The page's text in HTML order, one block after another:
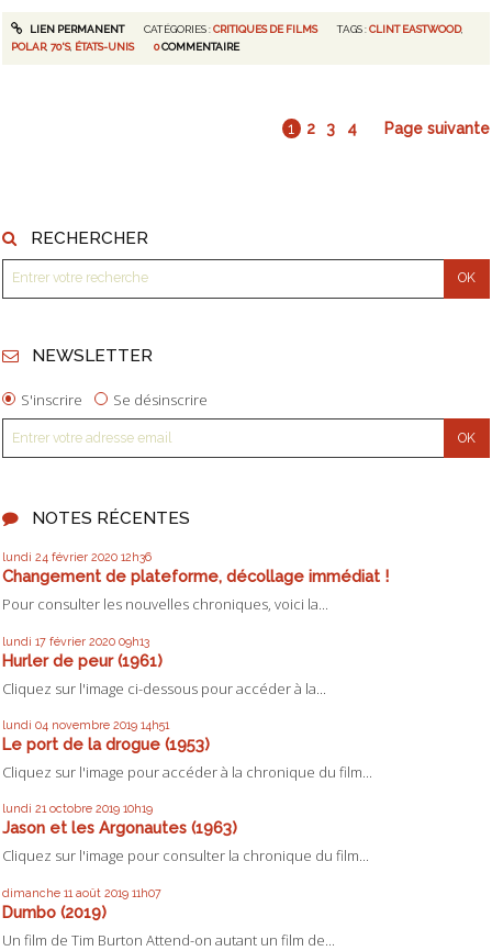
LIEN PERMANENT CATÉGORIES :CRITIQUES DE FILMS TAGS :CLINT EASTWOOD,
POLAR,70'S, ÉTATS-UNIS 0COMMENTAIRE
1 2 3 4 Page suivante
RECHERCHER
NEWSLETTER
S'inscrire Se désinscrire
NOTES RÉCENTES
lundi 24 février 2020 12h36
Changement de plateforme, décollage immédiat !
Pour consulter les nouvelles chroniques, voici la...
lundi 17 février 2020 09h13
Hurler de peur (1961)
Cliquez sur l'image ci-dessous pour accéder à la...
lundi 04 novembre 2019 14h51
Le port de la drogue (1953)
Cliquez sur l'image pour accéder à la chronique du film...
lundi 21 octobre 2019 10h19
Jason et les Argonautes (1963)
Cliquez sur l'image pour consulter la chronique du film...
dimanche 11 août 2019 11h07
Dumbo (2019)
Un film de Tim Burton Attend-on autant un film de...